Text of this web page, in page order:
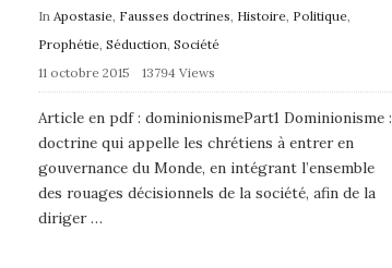
In Apostasie, Fausses doctrines, Histoire, Politique,
Prophétie, Séduction, Société
11 octobre 2015
13794 Views
Article en pdf : dominionismePart1 Dominionisme :
doctrine qui appelle les chrétiens à entrer en
gouvernance du Monde, en intégrant l’ensemble
des rouages décisionnels de la société, afin de la
diriger…